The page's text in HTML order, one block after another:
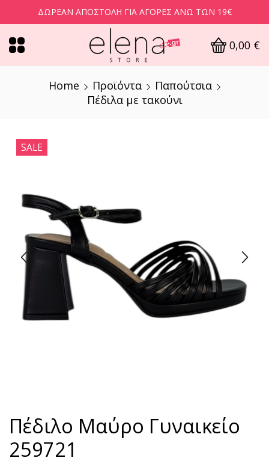
ΔΩΡΕΆΝ ΑΠΟΣΤΟΛΉ ΓΙΑ ΑΓΟΡΈΣ ΆΝΩ ΤΩΝ 19€
0,00 €
Home Προϊόντα
Παπούτσια
Πέδιλα με τακούνι
SALE
Πέδιλο Μαύρο Γυναικείο
259721